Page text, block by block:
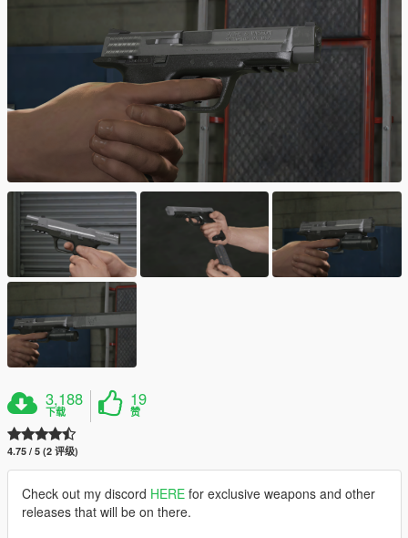
3,188
下载
19
赞
4.75 / 5 (2 评级)
Check out my discord HERE for exclusive weapons and other
releases that will be on there.